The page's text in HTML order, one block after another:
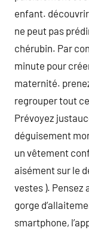
enfant.
ne peut pas
chérubin. Par
minute pour
maternité.
regrouper tout
Prévoyez
déguisement
un vêtement
aisément sur le
vestes ).
gorge
smartphone,